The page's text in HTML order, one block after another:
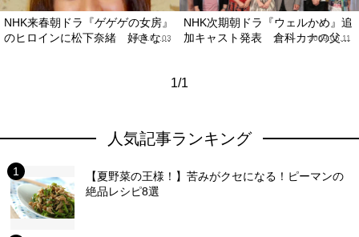
NHK来春朝ドラ『ゲゲゲの女房』
のヒロインに松下奈緒 好きな...
2009.07.03
NHK次期朝ドラ『ウェルかめ』追
加キャスト発表 倉科カナの父...
2009.05.11
1/1
人気記事ランキング
【夏野菜の王様！】苦みがクセになる！ピーマンの
絶品レシピ8選